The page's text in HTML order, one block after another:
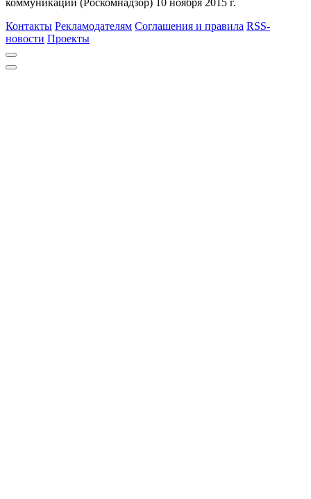
Контакты Рекламодателям Соглашения и правила RSS-
новости Проекты